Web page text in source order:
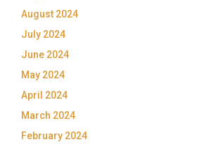
August 2024
July 2024
June 2024
May 2024
April 2024
March 2024
February 2024